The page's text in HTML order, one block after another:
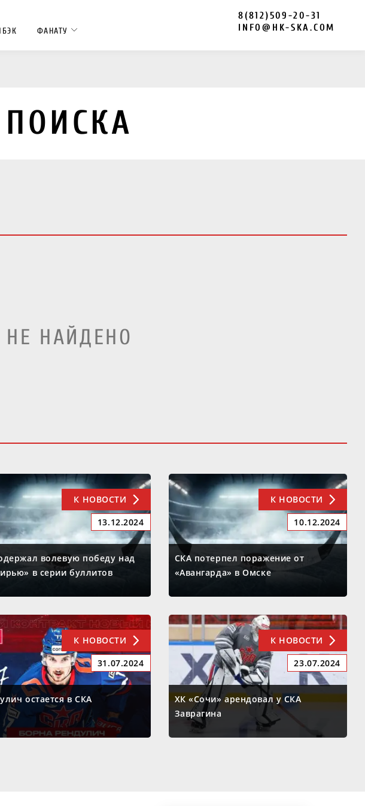
ФАНАТУ
8(812)509-20-31
INFO@HK-SKA.COM
НЕ НАЙДЕНО
К НОВОСТИ
13.12.2024
волевую победу над
в серии буллитов
К НОВОСТИ
10.12.2024
СКА потерпел поражение от
«Авангарда» в Омске
К НОВОСТИ
31.07.2024
остается в СКА
К НОВОСТИ
23.07.2024
ХК «Сочи» арендовал у СКА
Заврагина